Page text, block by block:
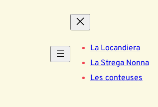
La Locandiera
La Strega Nonna
Les conteuses